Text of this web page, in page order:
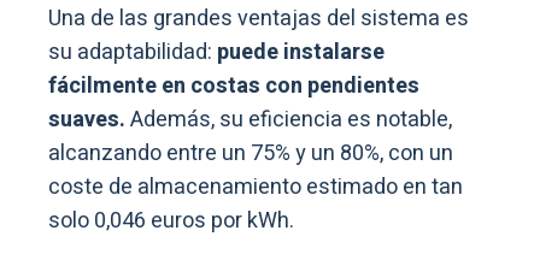
Una de las grandes ventajas del sistema es
su adaptabilidad: puede instalarse
fácilmente en costas con pendientes
suaves.Además, su eficiencia es notable,
alcanzando entre un 75% y un 80%, con un
coste de almacenamiento estimado en tan
solo 0,046 euros por kWh.